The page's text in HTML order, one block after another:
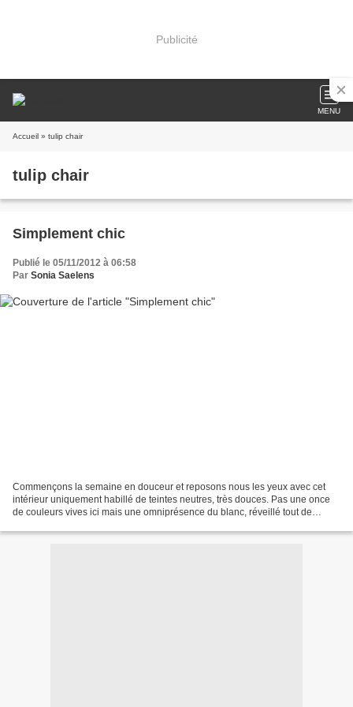
Publicité
MENU
Accueil » tulip chair
tulip chair
Simplement chic
Publié le 05/11/2012 à 06:58
Par Sonia Saelens
Commençons la semaine en douceur et reposons nous les yeux avec cet
intérieur uniquement habillé de teintes neutres, très douces. Pas une once
de couleurs vives ici mais une omniprésence du blanc, réveillé tout de